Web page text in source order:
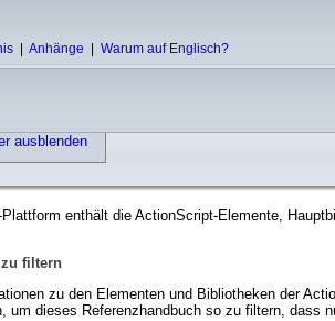
Anhänge Warum auf Englisch?
ausblenden
Plattform enthält die ActionScript-Elemente,
filtern
zu den Elementen und Bibliotheken der
um dieses Referenzhandbuch so zu filtern, dass